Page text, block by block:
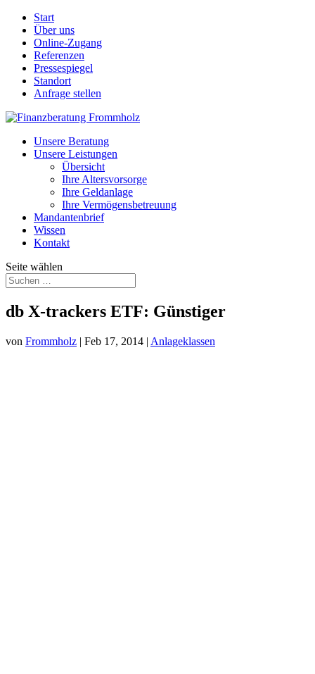
Start
Über uns
Online-Zugang
Referenzen
Pressespiegel
Standort
Anfrage stellen
Unsere Beratung
Unsere Leistungen
Übersicht
Ihre Altersvorsorge
Ihre Geldanlage
Ihre Vermögensbetreuung
Mandantenbrief
Wissen
Kontakt
Seite wählen
db X-trackers ETF: Günstiger
von Frommholz | Feb 17, 2014 | Anlageklassen